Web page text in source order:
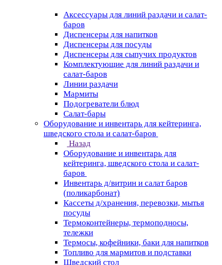
Аксессуары для линий раздачи и салат-
баров
Диспенсеры для напитков
Диспенсеры для посуды
Диспенсеры для сыпучих продуктов
Комплектующие для линий раздачи и
салат-баров
Линии раздачи
Мармиты
Подогреватели блюд
Салат-бары
Оборудование и инвентарь для кейтеринга,
шведского стола и салат-баров
Назад
Оборудование и инвентарь для
кейтеринга, шведского стола и салат-
баров
Инвентарь д/витрин и салат баров
(поликарбонат)
Кассеты д/хранения, перевозки, мытья
посуды
Термоконтейнеры, термоподносы,
тележки
Термосы, кофейники, баки для напитков
Топливо для мармитов и подставки
Шведский стол